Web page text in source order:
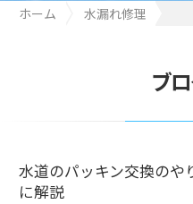
ホーム
水漏れ修理
ブ
水道のパッキン交換のや
に解説